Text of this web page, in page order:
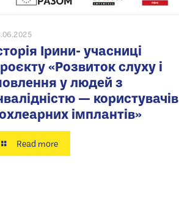
Ірини- учасниці
«Розвиток слуху і
у людей з
— користувачів
імплантів»
Read more